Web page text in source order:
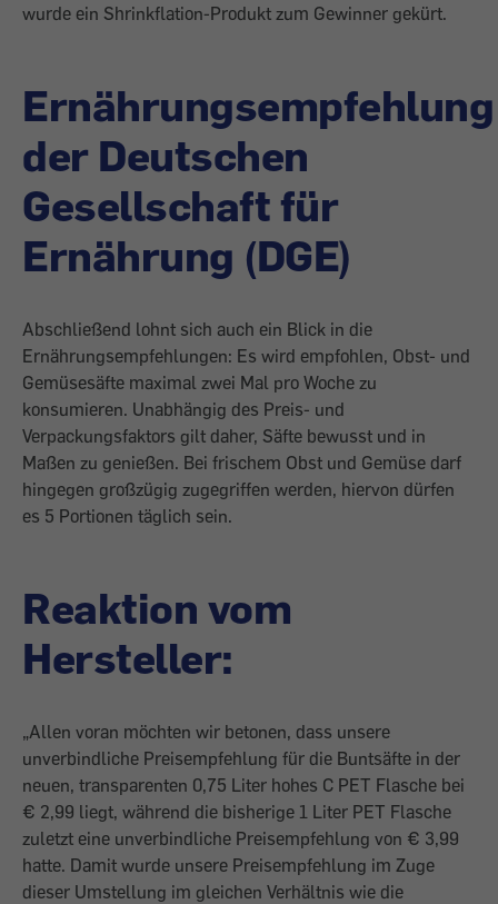
wurde ein Shrinkflation-Produkt zum Gewinner gekürt.
Ernährungsempfehlung
der Deutschen
Gesellschaft für
Ernährung (DGE)
Abschließend lohnt sich auch ein Blick in die
Ernährungsempfehlungen: Es wird empfohlen, Obst- und
Gemüsesäfte maximal zwei Mal pro Woche zu
konsumieren. Unabhängig des Preis- und
Verpackungsfaktors gilt daher, Säfte bewusst und in
Maßen zu genießen. Bei frischem Obst und Gemüse darf
hingegen großzügig zugegriffen werden, hiervon dürfen
es 5 Portionen täglich sein.
Reaktion vom
Hersteller:
„Allen voran möchten wir betonen, dass unsere
unverbindliche Preisempfehlung für die Buntsäfte in der
neuen, transparenten 0,75 Liter hohes C PET Flasche bei
€ 2,99 liegt, während die bisherige 1 Liter PET Flasche
zuletzt eine unverbindliche Preisempfehlung von € 3,99
hatte. Damit wurde unsere Preisempfehlung im Zuge
dieser Umstellung im gleichen Verhältnis wie die